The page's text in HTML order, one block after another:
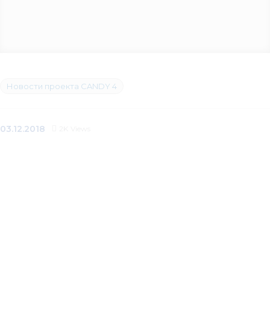
Новости проекта CANDY 4
03.12.2018